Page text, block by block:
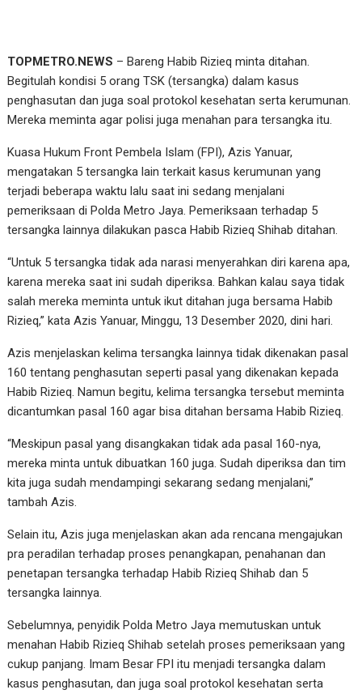
TOPMETRO.NEWS – Bareng Habib Rizieq minta ditahan.
Begitulah kondisi 5 orang TSK (tersangka) dalam kasus
penghasutan dan juga soal protokol kesehatan serta kerumunan.
Mereka meminta agar polisi juga menahan para tersangka itu.
Kuasa Hukum Front Pembela Islam (FPI), Azis Yanuar,
mengatakan 5 tersangka lain terkait kasus kerumunan yang
terjadi beberapa waktu lalu saat ini sedang menjalani
pemeriksaan di Polda Metro Jaya. Pemeriksaan terhadap 5
tersangka lainnya dilakukan pasca Habib Rizieq Shihab ditahan.
“Untuk 5 tersangka tidak ada narasi menyerahkan diri karena apa,
karena mereka saat ini sudah diperiksa. Bahkan kalau saya tidak
salah mereka meminta untuk ikut ditahan juga bersama Habib
Rizieq,” kata Azis Yanuar, Minggu, 13 Desember 2020, dini hari.
Azis menjelaskan kelima tersangka lainnya tidak dikenakan pasal
160 tentang penghasutan seperti pasal yang dikenakan kepada
Habib Rizieq. Namun begitu, kelima tersangka tersebut meminta
dicantumkan pasal 160 agar bisa ditahan bersama Habib Rizieq.
“Meskipun pasal yang disangkakan tidak ada pasal 160-nya,
mereka minta untuk dibuatkan 160 juga. Sudah diperiksa dan tim
kita juga sudah mendampingi sekarang sedang menjalani,”
tambah Azis.
Selain itu, Azis juga menjelaskan akan ada rencana mengajukan
pra peradilan terhadap proses penangkapan, penahanan dan
penetapan tersangka terhadap Habib Rizieq Shihab dan 5
tersangka lainnya.
Sebelumnya, penyidik Polda Metro Jaya memutuskan untuk
menahan Habib Rizieq Shihab setelah proses pemeriksaan yang
cukup panjang. Imam Besar FPI itu menjadi tersangka dalam
kasus penghasutan, dan juga soal protokol kesehatan serta